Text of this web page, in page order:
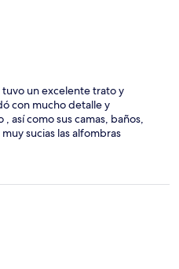
un excelente trato y
con mucho detalle y
así como sus camas, baños,
sucias las alfombras